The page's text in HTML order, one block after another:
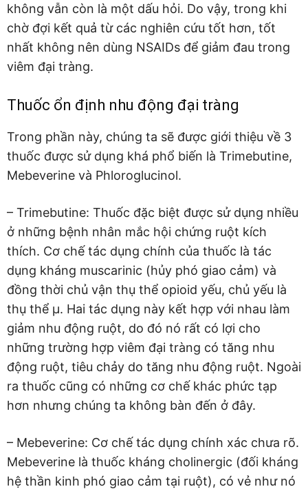
không vẫn còn là một dấu hỏi. Do vậy, trong khi
chờ đợi kết quả từ các nghiên cứu tốt hơn, tốt
nhất không nên dùng NSAIDs để giảm đau trong
viêm đại tràng.
Thuốc ổn định nhu động đại tràng
Trong phần này, chúng ta sẽ được giới thiệu về 3
thuốc được sử dụng khá phổ biến là Trimebutine,
Mebeverine và Phloroglucinol.
– Trimebutine: Thuốc đặc biệt được sử dụng nhiều
ở những bệnh nhân mắc hội chứng ruột kích
thích. Cơ chế tác dụng chính của thuốc là tác
dụng kháng muscarinic (hủy phó giao cảm) và
đồng thời chủ vận thụ thể opioid yếu, chủ yếu là
thụ thể µ. Hai tác dụng này kết hợp với nhau làm
giảm nhu động ruột, do đó nó rất có lợi cho
những trường hợp viêm đại tràng có tăng nhu
động ruột, tiêu chảy do tăng nhu động ruột. Ngoài
ra thuốc cũng có những cơ chế khác phức tạp
hơn nhưng chúng ta không bàn đến ở đây.
– Mebeverine: Cơ chế tác dụng chính xác chưa rõ.
Mebeverine là thuốc kháng cholinergic (đối kháng
hệ thần kinh phó giao cảm tại ruột), có vẻ như nó